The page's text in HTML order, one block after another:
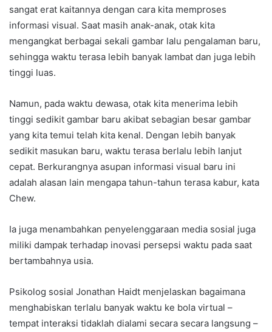
sangat erat kaitannya dengan cara kita memproses
informasi visual. Saat masih anak-anak, otak kita
mengangkat berbagai sekali gambar lalu pengalaman baru,
sehingga waktu terasa lebih banyak lambat dan juga lebih
tinggi luas.
Namun, pada waktu dewasa, otak kita menerima lebih
tinggi sedikit gambar baru akibat sebagian besar gambar
yang kita temui telah kita kenal. Dengan lebih banyak
sedikit masukan baru, waktu terasa berlalu lebih lanjut
cepat. Berkurangnya asupan informasi visual baru ini
adalah alasan lain mengapa tahun-tahun terasa kabur, kata
Chew.
Ia juga menambahkan penyelenggaraan media sosial juga
miliki dampak terhadap inovasi persepsi waktu pada saat
bertambahnya usia.
Psikolog sosial Jonathan Haidt menjelaskan bagaimana
menghabiskan terlalu banyak waktu ke bola virtual –
tempat interaksi tidaklah dialami secara secara langsung –